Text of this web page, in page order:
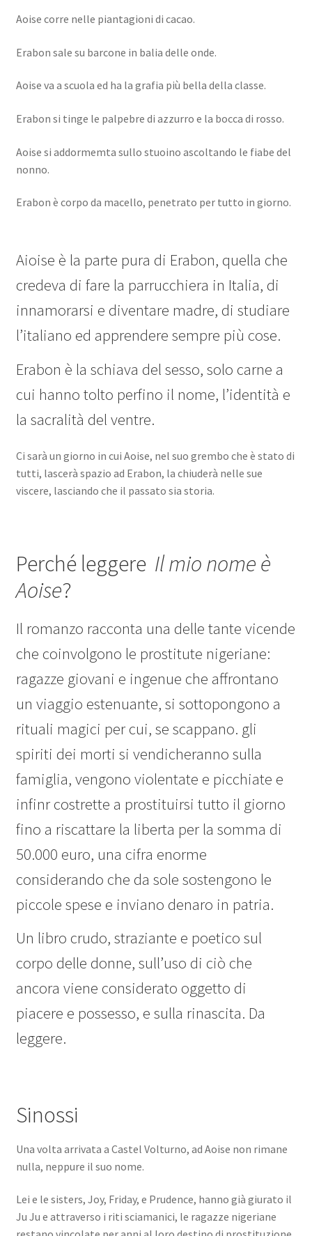
Aoise corre nelle piantagioni di cacao.
Erabon sale su barcone in balia delle onde.
Aoise va a scuola ed ha la grafia più bella della classe.
Erabon si tinge le palpebre di azzurro e la bocca di rosso.
Aoise si addormemta sullo stuoino ascoltando le fiabe del
nonno.
Erabon è corpo da macello, penetrato per tutto in giorno.
Aioise è la parte pura di Erabon, quella che
credeva di fare la parrucchiera in Italia, di
innamorarsi e diventare madre, di studiare
l’italiano ed apprendere sempre più cose.
Erabon è la schiava del sesso, solo carne a
cui hanno tolto perfino il nome, l’identità e
la sacralità del ventre.
Ci sarà un giorno in cui Aoise, nel suo grembo che è stato di
tutti, lascerà spazio ad Erabon, la chiuderà nelle sue
viscere, lasciando che il passato sia storia.
Perché leggere Il mio nome è
Aoise?
Il romanzo racconta una delle tante vicende
che coinvolgono le prostitute nigeriane:
ragazze giovani e ingenue che affrontano
un viaggio estenuante, si sottopongono a
rituali magici per cui, se scappano. gli
spiriti dei morti si vendicheranno sulla
famiglia, vengono violentate e picchiate e
infinr costrette a prostituirsi tutto il giorno
fino a riscattare la liberta per la somma di
50.000 euro, una cifra enorme
considerando che da sole sostengono le
piccole spese e inviano denaro in patria.
Un libro crudo, straziante e poetico sul
corpo delle donne, sull’uso di ciò che
ancora viene considerato oggetto di
piacere e possesso, e sulla rinascita. Da
leggere.
Sinossi
Una volta arrivata a Castel Volturno, ad Aoise non rimane
nulla, neppure il suo nome.
Lei e le sisters, Joy, Friday, e Prudence, hanno già giurato il
Ju Ju e attraverso i riti sciamanici, le ragazze nigeriane